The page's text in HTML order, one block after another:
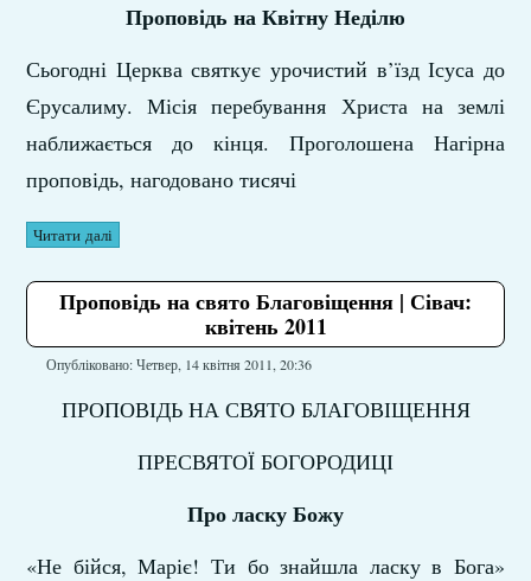
Проповідь на Квітну Неділю
Сьогодні Церква святкує урочистий в’їзд Ісуса до
Єрусалиму. Місія перебування Христа на землі
наближається до кінця. Проголошена Нагірна
проповідь, нагодовано тисячі
Читати далі
Проповідь на свято Благовіщення | Сівач:
квітень 2011
Опубліковано: Четвер, 14 квітня 2011, 20:36
ПРОПОВІДЬ НА СВЯТО БЛАГОВІЩЕННЯ
ПРЕСВЯТОЇ БОГОРОДИЦІ
Про ласку Божу
«Не бійся, Маріє! Ти бо знайшла ласку в Бога»